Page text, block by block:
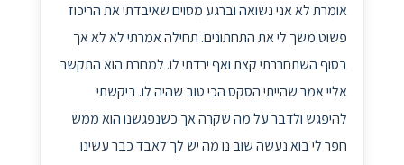
אומרת לא אני נשואה וברגע מסוים שאיבדתי את הריכוז
פשוט משך לי את התחתונים. תחילה אמרתי לא לא אך
בסוף השתחררתי קצת ואף ירדתי לו. למחרת הוא התקשר
אליי אמר שהייתי הסקס הכי טוב שהיה לו. ביקשתי
להיפגש ולדבר על מה שקרה אך כשנפגשנו הוא ממש
חפר לי בוא נעשה שוב נו מה יש לך לאבד כבר עשינו